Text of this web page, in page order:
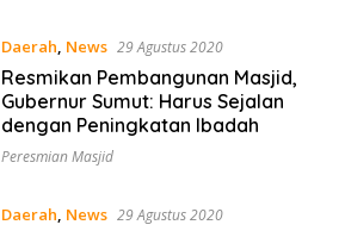
Daerah, News 29 Agustus 2020
Resmikan Pembangunan Masjid,
Gubernur Sumut: Harus Sejalan
dengan Peningkatan Ibadah
Peresmian Masjid
Daerah, News 29 Agustus 2020